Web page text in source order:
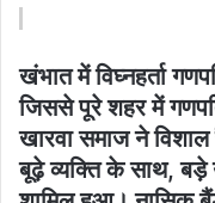
खंभात में विघ्नहर्ता
जिससे पूरे शहर में
खारवा समाज ने
बूढ़े व्यक्ति के साथ,